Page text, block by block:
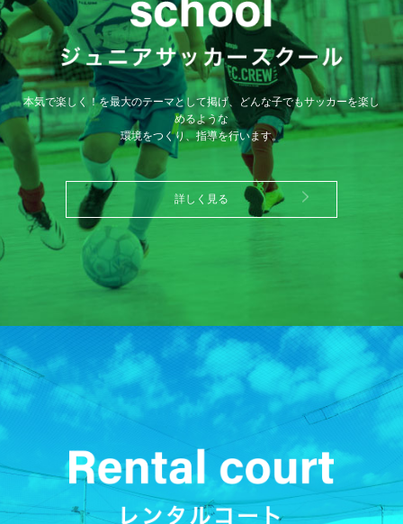
本気で楽しく！を最大のテーマとして掲げ、どんな子でもサッカーを楽し
めるような
環境をつくり、指導を行います。
詳しく見る